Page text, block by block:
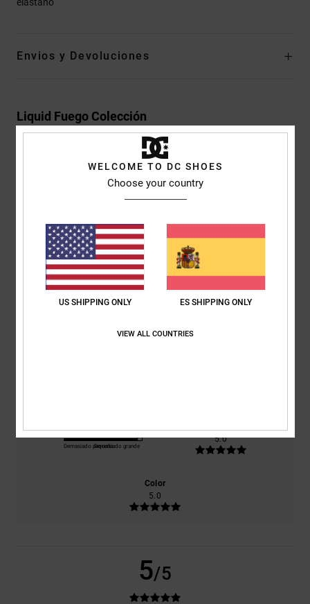
Envios y Devoluciones
Liquid Fuego Colección
Reseñas de los clientes
Puntuación media
5.0/5
El 100% de nuestros clientes recomiendan este producto
Demasiado pequeñoDemasiado grande
5.0
Color
5.0
5/5
WELCOME TO DC SHOES
Choose your country
US SHIPPING ONLY ES SHIPPING ONLY
VIEW ALL COUNTRIES